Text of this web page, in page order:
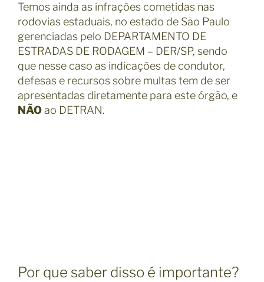
Temos ainda as infrações cometidas nas
rodovias estaduais, no estado de São Paulo
gerenciadas pelo DEPARTAMENTO DE
ESTRADAS DE RODAGEM – DER/SP, sendo
que nesse caso as indicações de condutor,
defesas e recursos sobre multas tem de ser
apresentadas diretamente para este órgão, e
NÃOao DETRAN.
Por que saber disso é importante?